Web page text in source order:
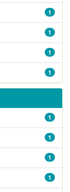
1
1
1
1
1
1
1
1